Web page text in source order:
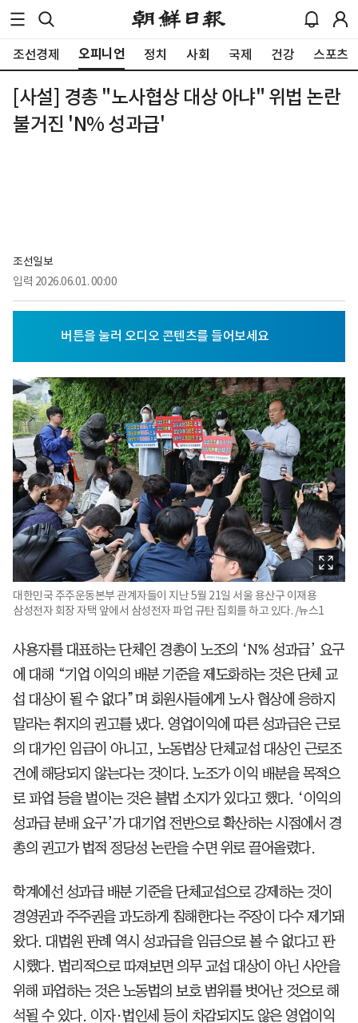
조선경제 오피니언 정치 사회 국제 건강 스포츠
[사설] 경총 "노사협상 대상 아냐" 위법 논란
불거진 'N% 성과급'
조선일보
입력 2026.06.01. 00:00
대한민국 주주운동본부 관계자들이 지난 5월 21일 서울 용산구 이재용
삼성전자 회장 자택 앞에서 삼성전자 파업 규탄 집회를 하고 있다. /뉴스1
사용자를 대표하는 단체인 경총이 노조의 ‘N% 성과급’ 요구
에 대해 “기업 이익의 배분 기준을 제도화하는 것은 단체 교
섭 대상이 될 수 없다”며 회원사들에게 노사 협상에 응하지
말라는 취지의 권고를 냈다. 영업이익에 따른 성과급은 근로
의 대가인 임금이 아니고, 노동법상 단체교섭 대상인 근로조
건에 해당되지 않는다는 것이다. 노조가 이익 배분을 목적으
로 파업 등을 벌이는 것은 불법 소지가 있다고 했다. ‘이익의
성과급 분배 요구’가 대기업 전반으로 확산하는 시점에서 경
총의 권고가 법적 정당성 논란을 수면 위로 끌어올렸다.
학계에선 성과급 배분 기준을 단체교섭으로 강제하는 것이
경영권과 주주권을 과도하게 침해한다는 주장이 다수 제기돼
왔다. 대법원 판례 역시 성과급을 임금으로 볼 수 없다고 판
시했다. 법리적으로 따져보면 의무 교섭 대상이 아닌 사안을
위해 파업하는 것은 노동법의 보호 범위를 벗어난 것으로 해
석될 수 있다. 이자·법인세 등이 차감되지도 않은 영업이익